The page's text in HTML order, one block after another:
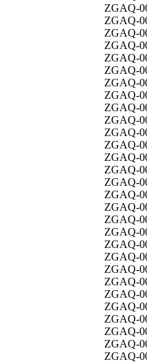
ZGAQ-
ZGAQ-
ZGAQ-
ZGAQ-
ZGAQ-
ZGAQ-
ZGAQ-
ZGAQ-
ZGAQ-
ZGAQ-
ZGAQ-
ZGAQ-
ZGAQ-
ZGAQ-
ZGAQ-
ZGAQ-
ZGAQ-
ZGAQ-
ZGAQ-
ZGAQ-
ZGAQ-
ZGAQ-
ZGAQ-
ZGAQ-
ZGAQ-
ZGAQ-
ZGAQ-
ZGAQ-
ZGAQ-